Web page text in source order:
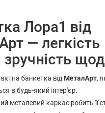
Лора1 від
— легкість
банкетка від МеталАрт,
в будь-який інтер'єр.
металевий каркас робить її